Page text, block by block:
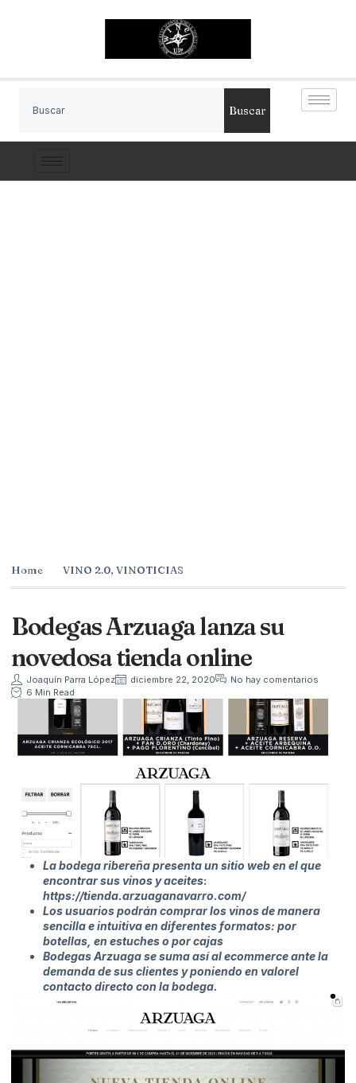
Buscar
Home VINO 2.0, VINOTICIAS
Bodegas Arzuaga lanza su
novedosa tienda online
Joaquín Parra López diciembre 22, 2020
No hay comentarios
6 Min Read
La bodega ribereña presenta un sitio web en el que
encontrar sus vinos y aceites:
https://tienda.arzuaganavarro.com/
Los usuarios podrán comprar los vinos de manera
sencilla e intuitiva en diferentes formatos: por
botellas, en estuches o por cajas
Bodegas Arzuaga se suma así al ecommerce ante la
demanda de sus clientes y poniendo en valorel
contacto directo con la bodega.